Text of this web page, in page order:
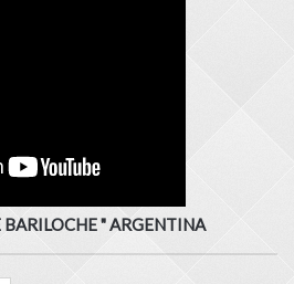
" ARGENTINA